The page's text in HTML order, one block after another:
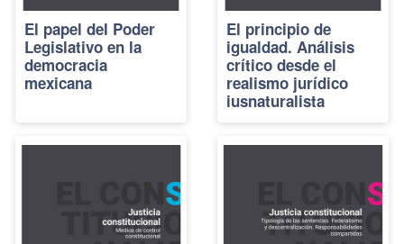
El papel del Poder
Legislativo en la
democracia
mexicana
El principio de
igualdad. Análisis
crítico desde el
realismo jurídico
iusnaturalista